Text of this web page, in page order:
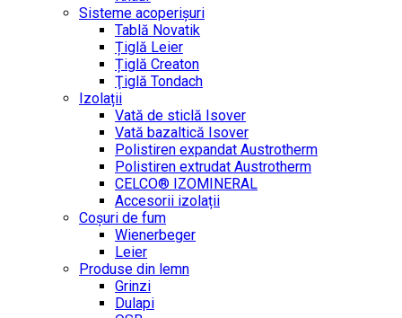
Sisteme acoperișuri
Tablă Novatik
Țiglă Leier
Țiglă Creaton
Ţiglă Tondach
Izolații
Vată de sticlă Isover
Vată bazaltică Isover
Polistiren expandat Austrotherm
Polistiren extrudat Austrotherm
CELCO® IZOMINERAL
Accesorii izolații
Coșuri de fum
Wienerbeger
Leier
Produse din lemn
Grinzi
Dulapi